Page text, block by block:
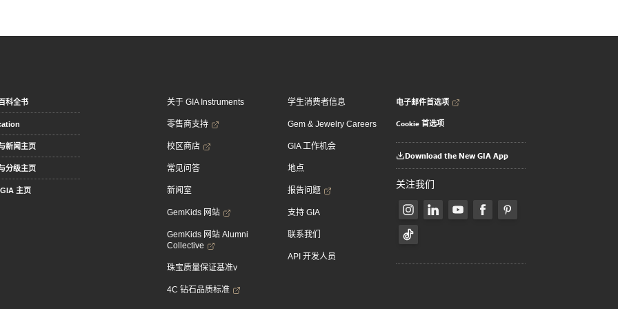
科全书
新闻主页
分级主页
主页
关于 GIA Instruments
零售商支持
校区商店
常见问答
新闻室
GemKids 网站
GemKids 网站 Alumni
Collective
珠宝质量保证基准v
4C 钻石品质标准
学生消费者信息
Gem & Jewelry Careers
GIA 工作机会
地点
报告问题
支持 GIA
联系我们
API 开发人员
电子邮件首选项
Cookie 首选项
Download the New GIA App
关注我们